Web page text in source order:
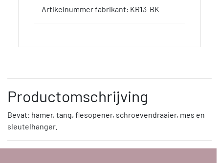
Artikelnummer fabrikant: KR13-BK
Productomschrijving
Bevat: hamer, tang, flesopener, schroevendraaier, mes en
sleutelhanger.